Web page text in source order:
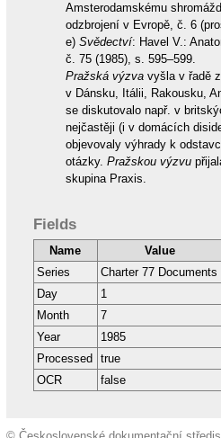
Amsterodamskému
odzbrojení v Evropě, č. 6
e) Svědectví: Havel V.:
č. 75 (1985), s. 595–599.
Pražská výzvavyšla v řadě
v Dánsku, Itálii, Rakousku,
se diskutovalo např. v
nejčastěji (i v domácích
objevovaly výhrady k
otázky. Pražskou výzvu
skupina Praxis.
Fields
Name
Value
Series
Charter 77 Documents
Day
1
Month
7
Year
1985
Processed
true
OCR
false